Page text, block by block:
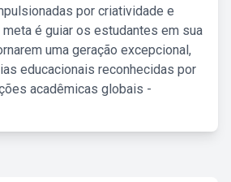
por criatividade e
é guiar os estudantes em sua
uma geração excepcional,
educacionais reconhecidas por
acadêmicas globais -